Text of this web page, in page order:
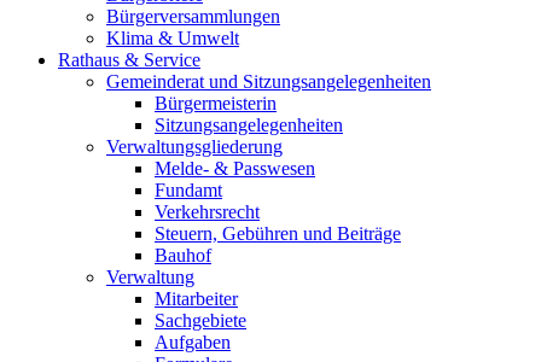
Bürgerversammlungen
Klima & Umwelt
Rathaus & Service
Gemeinderat und Sitzungsangelegenheiten
Bürgermeisterin
Sitzungsangelegenheiten
Verwaltungsgliederung
Melde- & Passwesen
Fundamt
Verkehrsrecht
Steuern, Gebühren und Beiträge
Bauhof
Verwaltung
Mitarbeiter
Sachgebiete
Aufgaben